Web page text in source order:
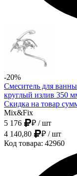
-20%
Смеситель для
круглый излив 350
Скидка на товар
Mix&Fix
5 176
₽ / шт
4 140,80
₽ / шт
Код товара: 42960